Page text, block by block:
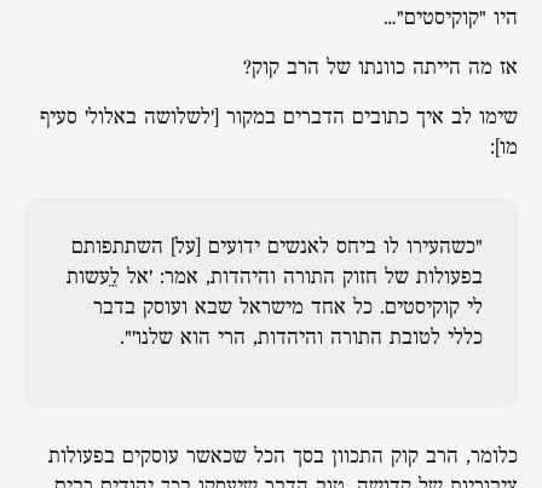
היו "קוקיסטים"…
אז מה הייתה כוונתו של הרב קוק?
שימו לב איך כתובים הדברים במקור ['לשלושה באלול' סעיף
מו]:
"כשהעירו לו ביחס לאנשים ידועים [על] השתתפותם
בפעולות של חזוק התורה והיהדות, אמר: 'אל לֵֵעשות
לי קוקיסטים. כל אחד מישראל שבא ועוסק בדבר
כללי לטובת התורה והיהדות, הרי הוא שלנו'".
כלומר, הרב קוק התכוון בסך הכל שכאשר עוסקים בפעולות